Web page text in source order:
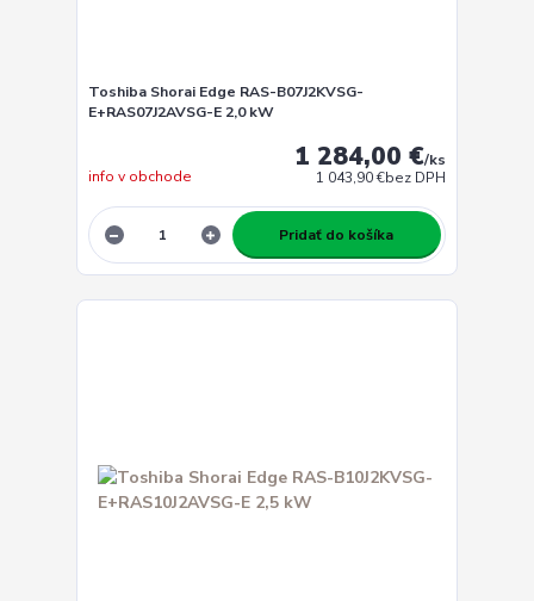
Toshiba Shorai Edge RAS-B07J2KVSG-
E+RAS07J2AVSG-E 2,0 kW
1 284,00 €/ks
1 043,90 €bez DPH
info v obchode
Pridať do košíka